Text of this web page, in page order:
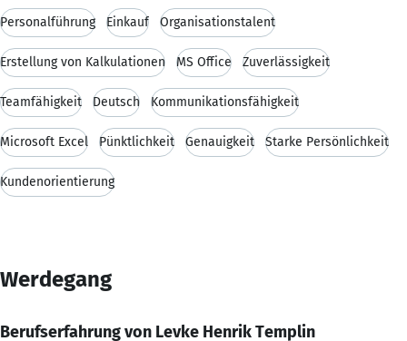
Personalführung Einkauf Organisationstalent
Erstellung von Kalkulationen MS Office Zuverlässigkeit
Teamfähigkeit Deutsch Kommunikationsfähigkeit
Microsoft Excel Pünktlichkeit Genauigkeit Starke Persönlichkeit
Kundenorientierung
Werdegang
Berufserfahrung von Levke Henrik Templin